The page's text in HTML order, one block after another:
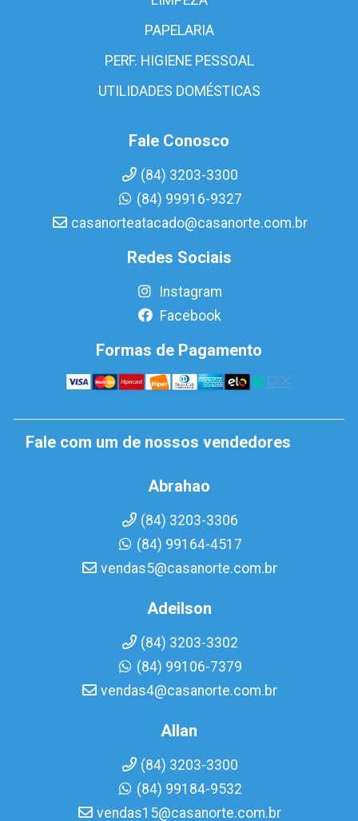
PAPELARIA
PERF. HIGIENE PESSOAL
UTILIDADES DOMÉSTICAS
Fale Conosco
(84) 3203-3300
(84) 99916-9327
casanorteatacado@casanorte.com.br
Redes Sociais
Instagram
Facebook
Formas de Pagamento
Fale com um de nossos vendedores
Abrahao
(84) 3203-3306
(84) 99164-4517
vendas5@casanorte.com.br
Adeilson
(84) 3203-3302
(84) 99106-7379
vendas4@casanorte.com.br
Allan
(84) 3203-3300
(84) 99184-9532
vendas15@casanorte.com.br